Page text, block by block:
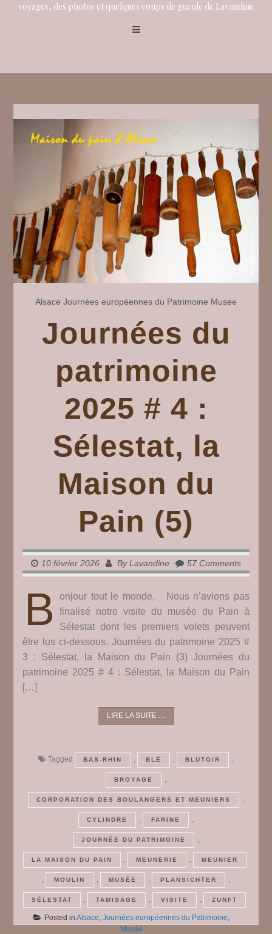
voyages, des photos et quelques coups de gueule de Lavandine
Alsace Journées européennes du Patrimoine Musée
Journées du
patrimoine
2025 # 4 :
Sélestat, la
Maison du
Pain (5)
10 février 2026 ByLavandine 57 Comments
B
onjour tout le monde, Nous n’avions pas
finalisé notre visite du musée du Pain à
Sélestat dont les premiers volets peuvent
être lus ci-dessous. Journées du patrimoine 2025 #
3 : Sélestat, la Maison du Pain (3) Journées du
patrimoine 2025 # 4 : Sélestat, la Maison du Pain
[…]
LIRE LA SUITE ....
Tagged BAS-RHIN , BLÉ , BLUTOIR ,
BROYAGE ,
CORPORATION DES BOULANGERS ET MEUNIERS ,
CYLINDRE , FARINE ,
JOURNÉE DU PATRIMOINE ,
LA MAISON DU PAIN , MEUNERIE , MEUNIER
, MOULIN , MUSÉE , PLANSICHTER ,
SÉLESTAT , TAMISAGE , VISITE , ZUNFT
Posted in Alsace, Journées européennes du Patrimoine,
Musée